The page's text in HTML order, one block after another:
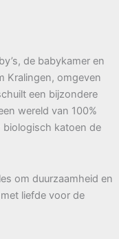
de babykamer en
Kralingen, omgeven
een bijzondere
wereld van 100%
biologisch katoen de
om duurzaamheid en
liefde voor de